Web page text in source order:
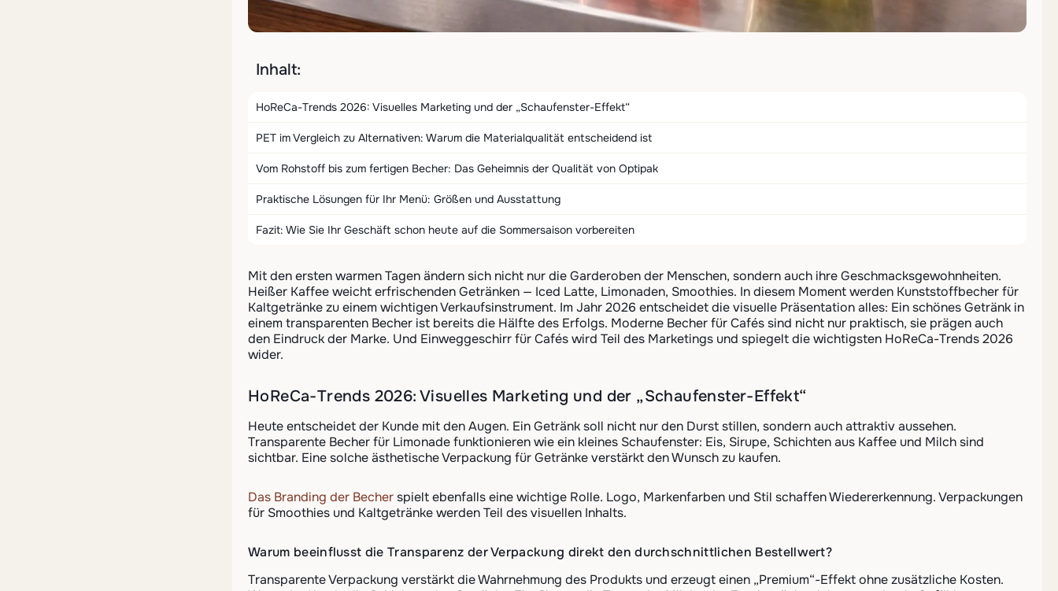
Inhalt:
HoReCa-Trends 2026: Visuelles Marketing und der „Schaufenster-Effekt“
PET im Vergleich zu Alternativen: Warum die Materialqualität entscheidend ist
Vom Rohstoff bis zum fertigen Becher: Das Geheimnis der Qualität von Optipak
Praktische Lösungen für Ihr Menü: Größen und Ausstattung
Fazit: Wie Sie Ihr Geschäft schon heute auf die Sommersaison vorbereiten
Mit den ersten warmen Tagen ändern sich nicht nur die Garderoben der Menschen, sondern auch ihre Geschmacksgewohnheiten.
Heißer Kaffee weicht erfrischenden Getränken — Iced Latte, Limonaden, Smoothies. In diesem Moment werden Kunststoffbecher für
Kaltgetränke zu einem wichtigen Verkaufsinstrument. Im Jahr 2026 entscheidet die visuelle Präsentation alles: Ein schönes Getränk in
einem transparenten Becher ist bereits die Hälfte des Erfolgs. Moderne Becher für Cafés sind nicht nur praktisch, sie prägen auch
den Eindruck der Marke. Und Einweggeschirr für Cafés wird Teil des Marketings und spiegelt die wichtigsten HoReCa-Trends 2026
wider.
HoReCa-Trends 2026: Visuelles Marketing und der „Schaufenster-Effekt“
Heute entscheidet der Kunde mit den Augen. Ein Getränk soll nicht nur den Durst stillen, sondern auch attraktiv aussehen.
Transparente Becher für Limonade funktionieren wie ein kleines Schaufenster: Eis, Sirupe, Schichten aus Kaffee und Milch sind
sichtbar. Eine solche ästhetische Verpackung für Getränke verstärkt den Wunsch zu kaufen.
Das Branding der Becherspielt ebenfalls eine wichtige Rolle. Logo, Markenfarben und Stil schaffen Wiedererkennung. Verpackungen
für Smoothies und Kaltgetränke werden Teil des visuellen Inhalts.
Warum beeinflusst die Transparenz der Verpackung direkt den durchschnittlichen Bestellwert?
Transparente Verpackung verstärkt die Wahrnehmung des Produkts und erzeugt einen „Premium“-Effekt ohne zusätzliche Kosten.